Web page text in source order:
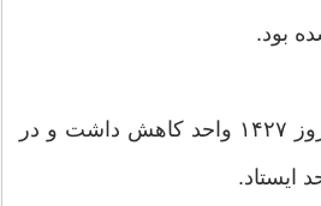
بود.
شاخص هم‌وزن نیز امروز ۱۴۲۷ واحد کاهش داشت و در